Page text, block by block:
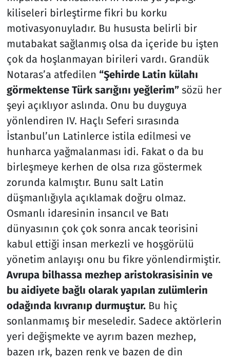
kiliseleri birleştirme fikri bu korku
motivasyonuyladır. Bu hususta belirli bir
mutabakat sağlanmış olsa da içeride bu işten
çok da hoşlanmayan birileri vardı. Grandük
Notaras’a atfedilen “Şehirde Latin külahı
görmektense Türk sarığını yeğlerim” sözü her
şeyi açıklıyor aslında. Onu bu duyguya
yönlendiren IV. Haçlı Seferi sırasında
İstanbul’un Latinlerce istila edilmesi ve
hunharca yağmalanması idi. Fakat o da bu
birleşmeye kerhen de olsa rıza göstermek
zorunda kalmıştır. Bunu salt Latin
düşmanlığıyla açıklamak doğru olmaz.
Osmanlı idaresinin insancıl ve Batı
dünyasının çok çok sonra ancak teorisini
kabul ettiği insan merkezli ve hoşgörülü
yönetim anlayışı onu bu fikre yönlendirmiştir.
Avrupa bilhassa mezhep aristokrasisinin ve
bu aidiyete bağlı olarak yapılan zulümlerin
odağında kıvranıp durmuştur.Bu hiç
sonlanmamış bir meseledir. Sadece aktörlerin
yeri değişmekte ve ayrım bazen mezhep,
bazen ırk, bazen renk ve bazen de din